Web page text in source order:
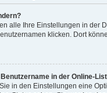
alle Ihre Einstellungen in der
klicken. Dort
in der Online-
in den Einstellungen eine